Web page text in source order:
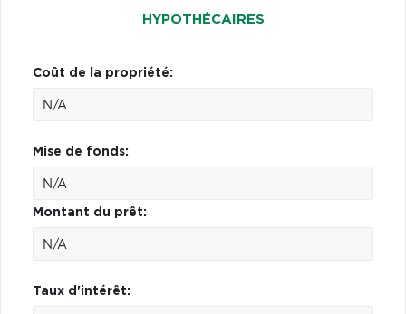
HYPOTHÉCAIRES
Coût de la propriété:
Mise de fonds:
Montant du prêt:
Taux d'intérêt: